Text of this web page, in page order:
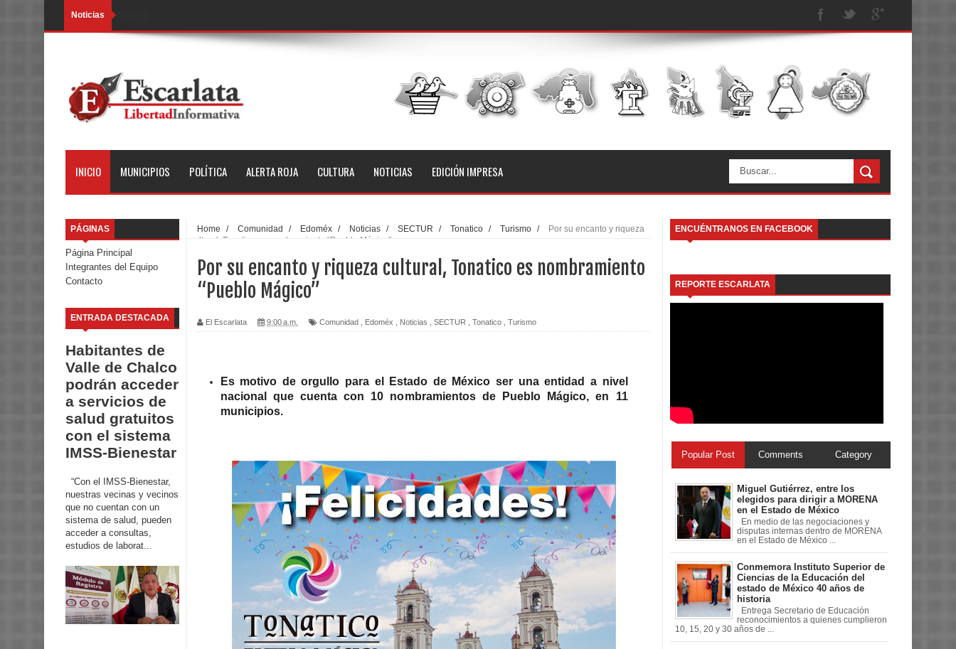
Noticias
INICIO MUNICIPIOS POLÍTICA ALERTA ROJA CULTURA NOTICIAS EDICIÓN IMPRESA
PÁGINAS
Página Principal
Integrantes del Equipo
Contacto
ENTRADA DESTACADA
Habitantes de
Valle de Chalco
podrán acceder
a servicios de
salud gratuitos
con el sistema
IMSS-Bienestar
“Con el IMSS-Bienestar,
nuestras vecinas y vecinos
que no cuentan con un
sistema de salud, pueden
acceder a consultas,
estudios de laborat...
Home / Comunidad / Edoméx / Noticias / SECTUR / Tonatico / Turismo /
Por su encanto y riqueza
cultural, Tonatico es nombramiento “Pueblo Mágico”
Por su encanto y riqueza cultural, Tonatico es nombramiento
“Pueblo Mágico”
El Escarlata 9:00 a.m. Comunidad Edoméx Noticias SECTUR Tonatico Turismo
Es motivo de orgullo para el Estado de México ser una entidad a nivel
nacional que cuenta con 10 nombramientos de Pueblo Mágico, en 11
municipios.
ENCUÉNTRANOS EN FACEBOOK
REPORTE ESCARLATA
Popular Post Comments Category
Miguel Gutiérrez, entre los
elegidos para dirigir a MORENA
en el Estado de México
En medio de las negociaciones y
disputas internas dentro de MORENA
en el Estado de México ...
Conmemora Instituto Superior de
Ciencias de la Educación del
estado de México 40 años de
historia
Entrega Secretario de Educación
reconocimientos a quienes cumplieron
10, 15, 20 y 30 años de ...